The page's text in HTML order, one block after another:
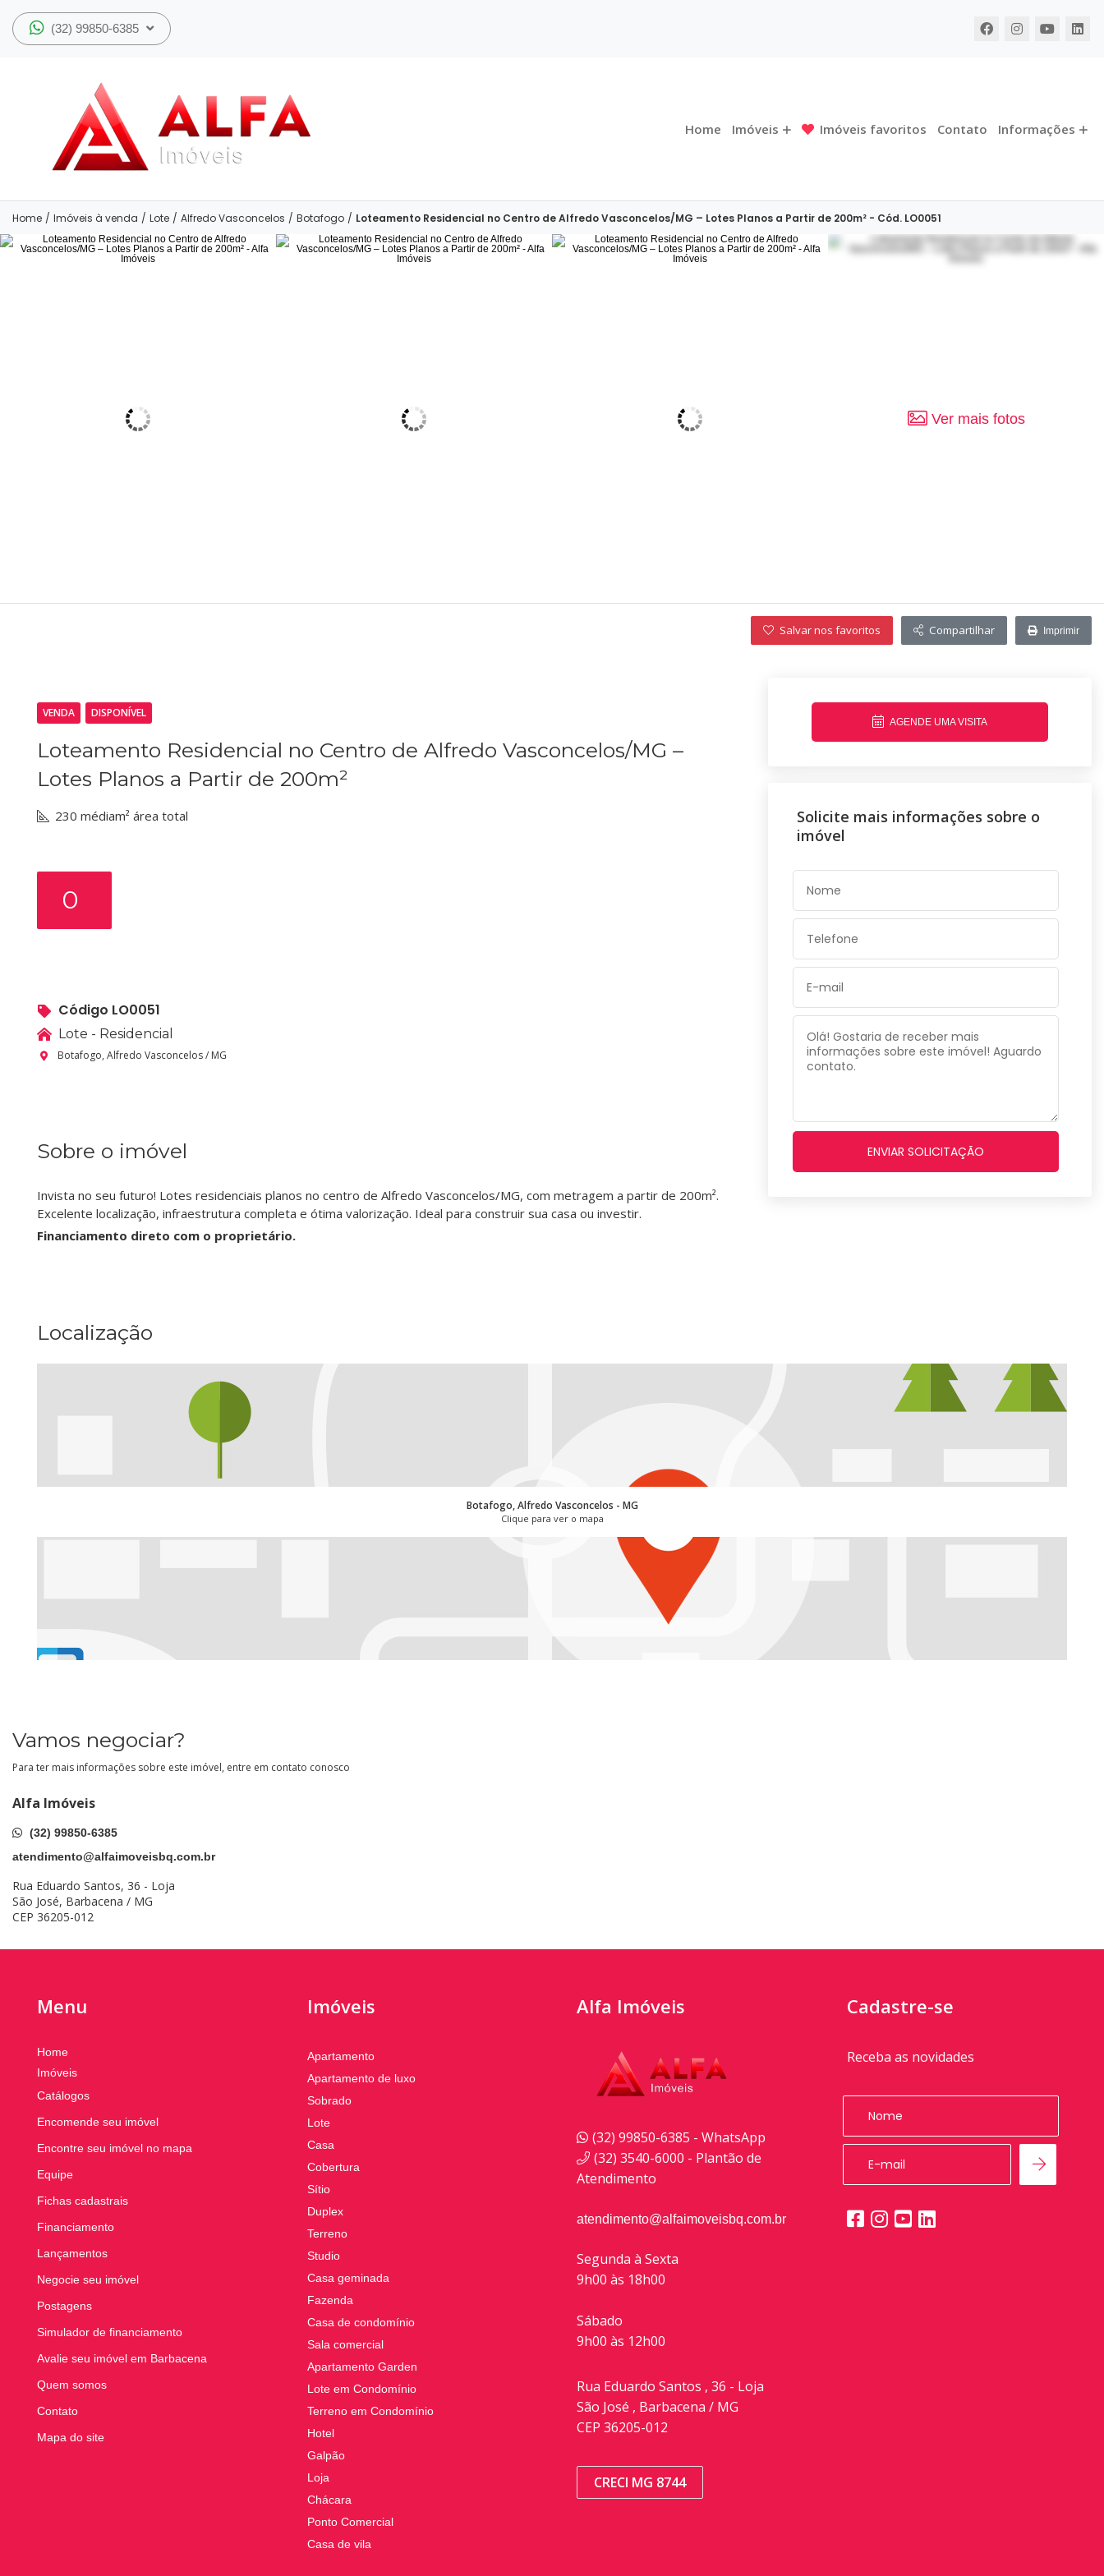
(32) 99850-6385
Home Imóveis Imóveis favoritos Contato Informações
Home / Imóveis à venda / Lote / Alfredo Vasconcelos / Botafogo / Loteamento Residencial no Centro de Alfredo Vasconcelos/MG – Lotes Planos a Partir de 200m² - Cód. LO0051
Ver mais fotos
Salvar nos favoritos Compartilhar Imprimir
VENDA DISPONÍVEL
Loteamento Residencial no Centro de Alfredo Vasconcelos/MG –
Lotes Planos a Partir de 200m²
230 médiam² área total
0
Código LO0051
Lote - Residencial
Botafogo, Alfredo Vasconcelos / MG
Sobre o imóvel
Invista no seu futuro! Lotes residenciais planos no centro de Alfredo Vasconcelos/MG, com metragem a partir de 200m².
Excelente localização, infraestrutura completa e ótima valorização. Ideal para construir sua casa ou investir.
Financiamento direto com o proprietário.
AGENDE UMA VISITA
Solicite mais informações sobre o
imóvel
Localização
Botafogo, Alfredo Vasconcelos - MG
Clique para ver o mapa
Vamos negociar?
Para ter mais informações sobre este imóvel, entre em contato conosco
Alfa Imóveis
(32) 99850-6385
atendimento@alfaimoveisbq.com.br
Rua Eduardo Santos, 36 - Loja
São José, Barbacena / MG
CEP 36205-012
Menu
Home
Imóveis
Catálogos
Encomende seu imóvel
Encontre seu imóvel no mapa
Equipe
Fichas cadastrais
Financiamento
Lançamentos
Negocie seu imóvel
Postagens
Simulador de financiamento
Avalie seu imóvel em Barbacena
Quem somos
Contato
Mapa do site
Imóveis
Apartamento
Apartamento de luxo
Sobrado
Lote
Casa
Cobertura
Sítio
Duplex
Terreno
Studio
Casa geminada
Fazenda
Casa de condomínio
Sala comercial
Apartamento Garden
Lote em Condomínio
Terreno em Condomínio
Hotel
Galpão
Loja
Chácara
Ponto Comercial
Casa de vila
Alfa Imóveis
(32) 99850-6385 - WhatsApp
(32) 3540-6000 - Plantão de
Atendimento
atendimento@alfaimoveisbq.com.br
Segunda à Sexta
9h00 às 18h00
Sábado
9h00 às 12h00
Rua Eduardo Santos , 36 - Loja
São José , Barbacena / MG
CEP 36205-012
CRECI MG 8744
Cadastre-se
Receba as novidades